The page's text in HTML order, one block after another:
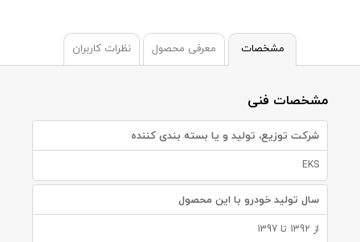
مشخصات معرفی محصول نظرات کاربران
مشخصات فنی
شرکت توزیع، تولید و یا بسته بندی کننده
EKS
سال تولید خودرو با این محصول
از 1392 تا 1397